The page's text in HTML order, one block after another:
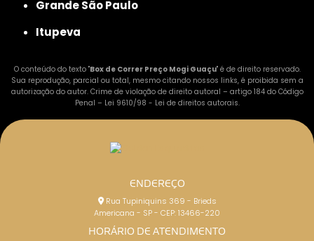
Grande São Paulo
Itupeva
O conteúdo do texto "Box de Correr Preço Mogi Guaçu" é de direito reservado.
Sua reprodução, parcial ou total, mesmo citando nossos links, é proibida sem a
autorização do autor. Crime de violação de direito autoral – artigo 184 do Código
Penal – Lei 9610/98 - Lei de direitos autorais.
ENDEREÇO
Rua Tupiniquins 369 - Brieds
Americana - SP - CEP: 13466-220
HORÁRIO DE ATENDIMENTO